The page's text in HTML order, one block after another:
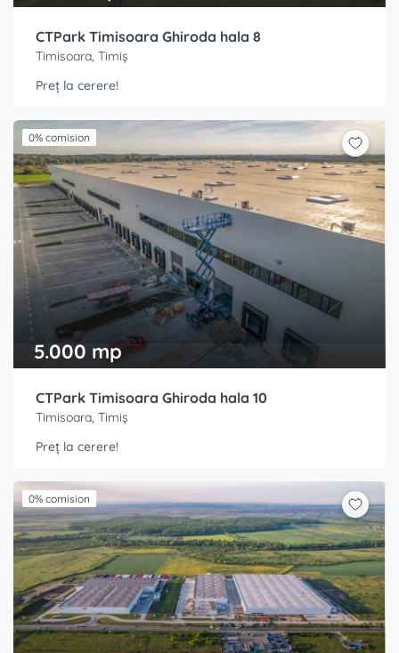
CTPark Timisoara Ghiroda hala 8
Timisoara, Timiș
Preț la cerere!
0% comision
5.000 mp
CTPark Timisoara Ghiroda hala 10
Timisoara, Timiș
Preț la cerere!
0% comision